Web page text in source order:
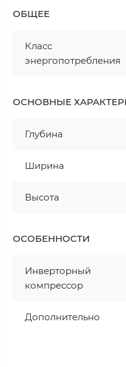
ОБЩЕЕ
Класс
энергопотребления
ОСНОВНЫЕ
Глубина
Ширина
Высота
ОСОБЕННОСТИ
Инверторный
компрессор
Дополнительно